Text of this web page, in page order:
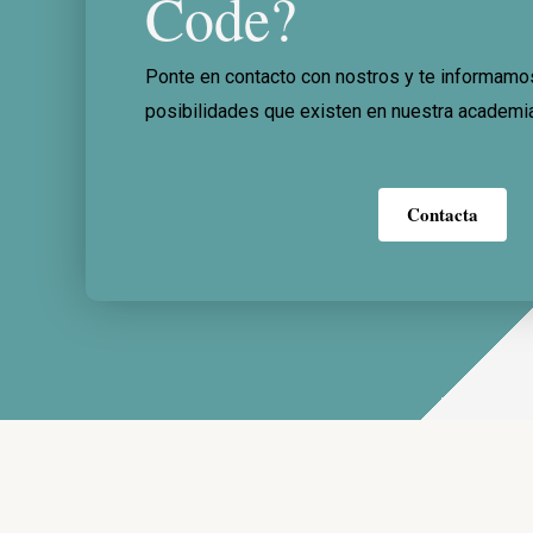
Code?
Ponte en contacto con nostros y te
posibilidades que existen en nuestra
Contacta